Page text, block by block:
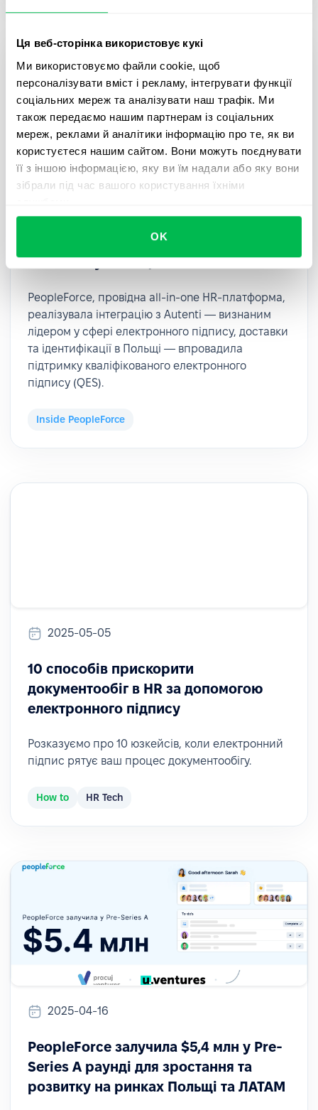
Ця веб-сторінка використовує кукі
Ми використовуємо файли cookie, щоб
персоналізувати вміст і рекламу, інтегрувати функції
соціальних мереж та аналізувати наш трафік. Ми
також передаємо нашим партнерам із соціальних
мереж, реклами й аналітики інформацію про те, як ви
користуєтеся нашим сайтом. Вони можуть поєднувати
її з іншою інформацією, яку ви їм надали або яку вони
зібрали під час вашого користування їхніми
OK
2025-05-06
запроваджує QES-підпис для
компаній у Польщі та за її межами
PeopleForce, провідна all-in-one HR-платформа,
реалізувала інтеграцію з Autenti — визнаним
лідером у сфері електронного підпису, доставки
та ідентифікації в Польщі — впровадила
підтримку кваліфікованого електронного
підпису (QES).
Inside PeopleForce
2025-05-05
10 способів прискорити
документообіг в HR за допомогою
електронного підпису
Розказуємо про 10 юзкейсів, коли електронний
підпис рятує ваш процес документообігу.
How to HR Tech
2025-04-16
PeopleForce залучила $5,4 млн у Pre-
Series A раунді для зростання та
розвитку на ринках Польщі та ЛАТАМ